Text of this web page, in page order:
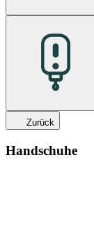
Zurück
Handschuhe